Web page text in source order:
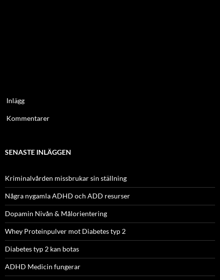
Inlägg
Kommentarer
SENASTE INLÄGGEN
Kriminalvården missbrukar sin ställning
Några nygamla ADHD och ADD resurser
Dopamin Nivån & Målorientering
Whey Proteinpulver mot Diabetes typ 2
Diabetes typ 2 kan botas
ADHD Medicin fungerar